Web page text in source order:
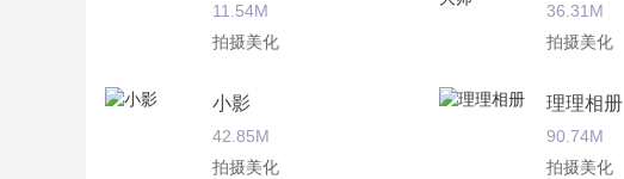
11.54M
拍摄美化
36.31M
拍摄美化
小影
42.85M
拍摄美化
理理相册
90.74M
拍摄美化